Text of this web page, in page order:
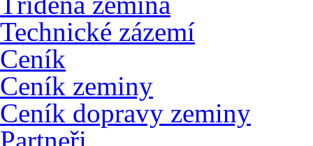
Technické zázemí
Ceník
Ceník zeminy
Ceník dopravy zeminy